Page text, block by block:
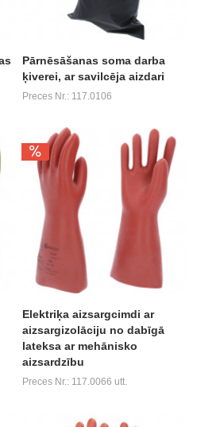
Pārnēsāšanas soma darba
ķiverei, ar savilcēja aizdari
Preces Nr.: 117.0106
Elektriķa aizsargcimdi ar
aizsargizolāciju no dabīgā
lateksa ar mehānisko
aizsardzību
Preces Nr.: 117.0066 utt.